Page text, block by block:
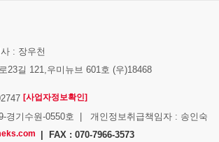
: 장우천
23길 121,우미뉴브 601호 (우)18468
[사업자정보확인]
경기수원-0550호 | 개인정보취급책임자 : 송인숙
| FAX : 070-7966-3573